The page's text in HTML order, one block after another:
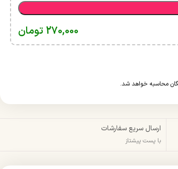
270,000 تومان
ارسال سریع سفارشات
با پست پیشتاز